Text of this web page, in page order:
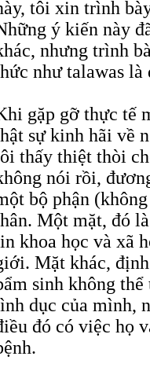
tôi xin trình
ý kiến này
nhưng trình
như talawas là
gặp gỡ thực tế
sự kinh hãi về
thấy thiệt thòi
nói rồi,
bộ phận
Một mặt, đó
khoa học và xã
Mặt khác,
sinh không
dục của mình,
đó có việc họ